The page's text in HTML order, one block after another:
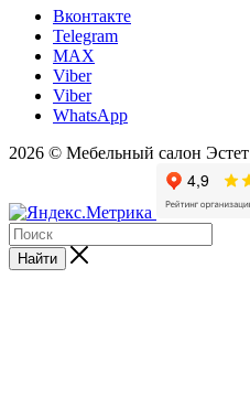
Вконтакте
Telegram
MAX
Viber
Viber
WhatsApp
2026 © Мебельный салон Эстет
Найти